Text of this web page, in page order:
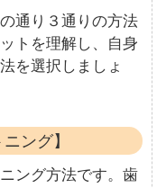
通り３通りの方法
トを理解し、自身
を選択しましょ
ング】
ング方法です。歯